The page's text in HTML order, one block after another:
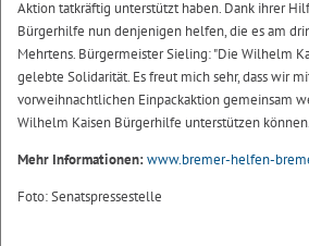
Aktion tatkräftig unterstützt haben. Dank ihrer
Bürgerhilfe nun denjenigen helfen, die es am
Mehrtens. Bürgermeister Sieling: "Die Wilhelm
gelebte Solidarität. Es freut mich sehr, dass wir
vorweihnachtlichen Einpackaktion gemeinsam
Wilhelm Kaisen Bürgerhilfe unterstützen
Mehr Informationen:www.bremer-helfen-
Foto: Senatspressestelle